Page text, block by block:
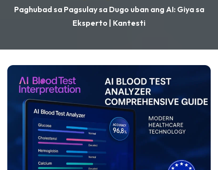
Paghubad sa Pagsulay sa Dugo uban ang AI: Giya sa
Eksperto | Kantesti